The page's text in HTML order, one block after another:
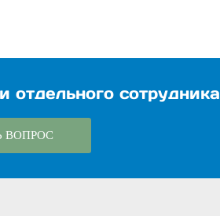
сотрудника
ВОПРОС